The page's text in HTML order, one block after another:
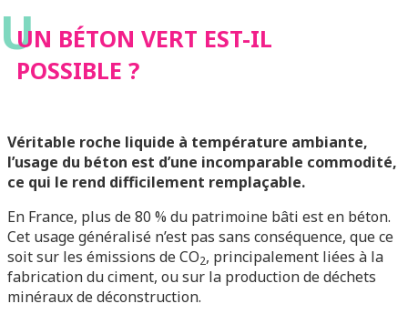
UUN BÉTON VERT EST-IL
POSSIBLE ?
Véritable roche liquide à température ambiante,
l’usage du béton est d’une incomparable commodité,
ce qui le rend difficilement remplaçable.
En France, plus de 80 % du patrimoine bâti est en béton.
Cet usage généralisé n’est pas sans conséquence, que ce
soit sur les émissions de CO2, principalement liées à la
fabrication du ciment, ou sur la production de déchets
minéraux de déconstruction.